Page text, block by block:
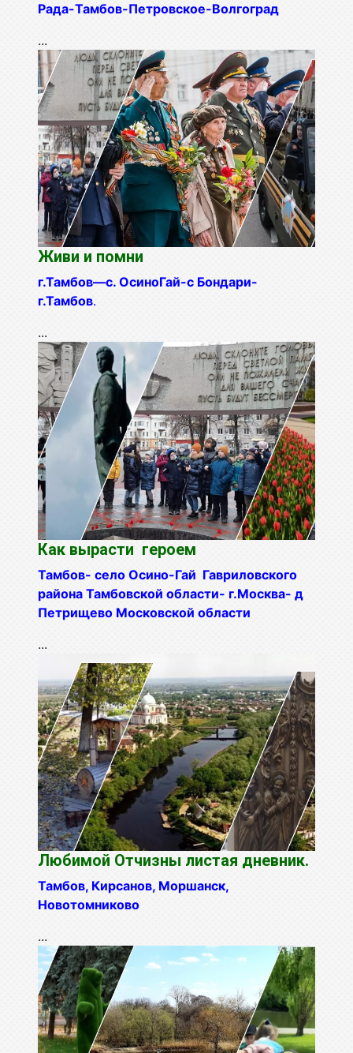
Рада-Тамбов-Петровское-Волгоград
...
Живи и помни
г.Тамбов—с. ОсиноГай-с Бондари-
г.Тамбов.
...
Как вырасти героем
Тамбов- село Осино-Гай Гавриловского
района Тамбовской области- г.Москва- д
Петрищево Московской области
...
Любимой Отчизны листая дневник.
Тамбов, Кирсанов, Моршанск,
Новотомниково
...